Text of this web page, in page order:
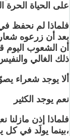
على الحياة الحرة
فلماذا لم نحفظ
بعد أن زرعوه
أن الشعوب اليوم
ذلك الغالي
ألا يوجد شعراء
نعم يوجد الكثير
فلماذا إذن
،بينما يولَد في